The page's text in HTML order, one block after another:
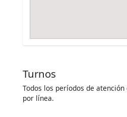
Turnos
Todos los períodos de
por línea.